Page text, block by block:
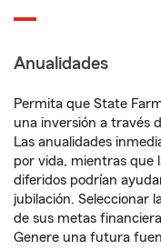
Anualidades
Permita que State
una inversión a través
Las anualidades
por vida, mientras que
diferidos podrían
jubilación. Seleccionar
de sus metas
Genere una futura